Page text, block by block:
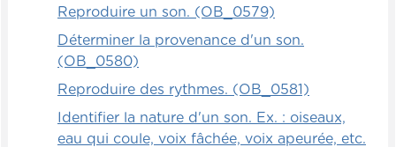
Reproduire un son. (OB_0579)
Déterminer la provenance d'un son.
(OB_0580)
Reproduire des rythmes. (OB_0581)
Identifier la nature d'un son. Ex. : oiseaux,
eau qui coule, voix fâchée, voix apeurée, etc.